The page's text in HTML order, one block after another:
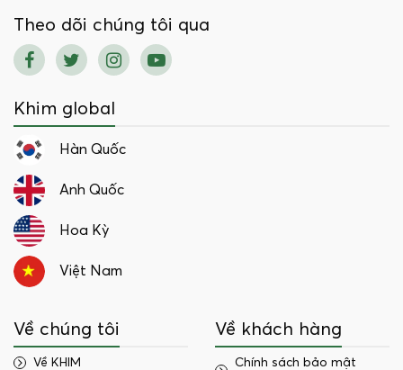
Theo dõi chúng tôi qua
Khim global
Hàn Quốc
Anh Quốc
Hoa Kỳ
Việt Nam
Về chúng tôi
Về KHIM
Về khách hàng
Chính sách bảo mật